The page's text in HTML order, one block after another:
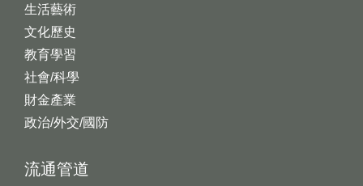
生活藝術
文化歷史
教育學習
社會/科學
財金產業
政治/外交/國防
流通管道